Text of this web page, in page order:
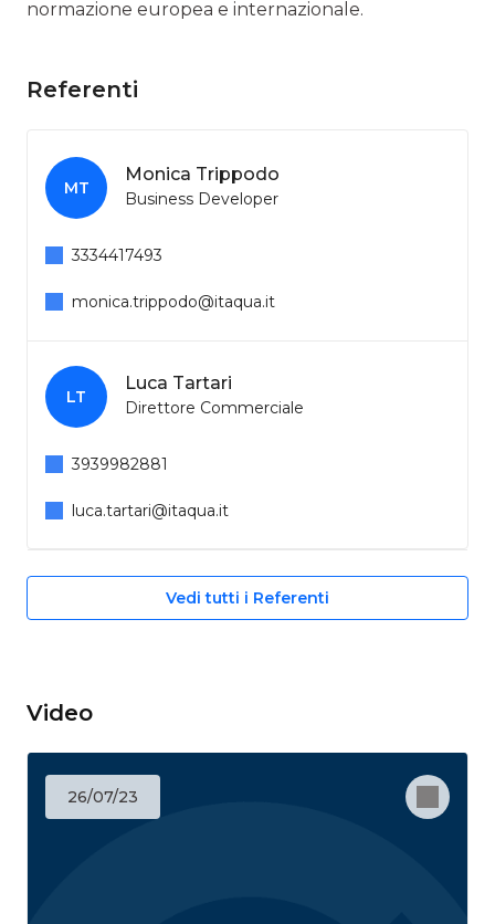
Video
26/07/23
normazione europea e internazionale.
Referenti
MT
Monica Trippodo
Business Developer
3334417493
monica.trippodo@itaqua.it
LT
Luca Tartari
Direttore Commerciale
3939982881
luca.tartari@itaqua.it
Vedi tutti i Referenti